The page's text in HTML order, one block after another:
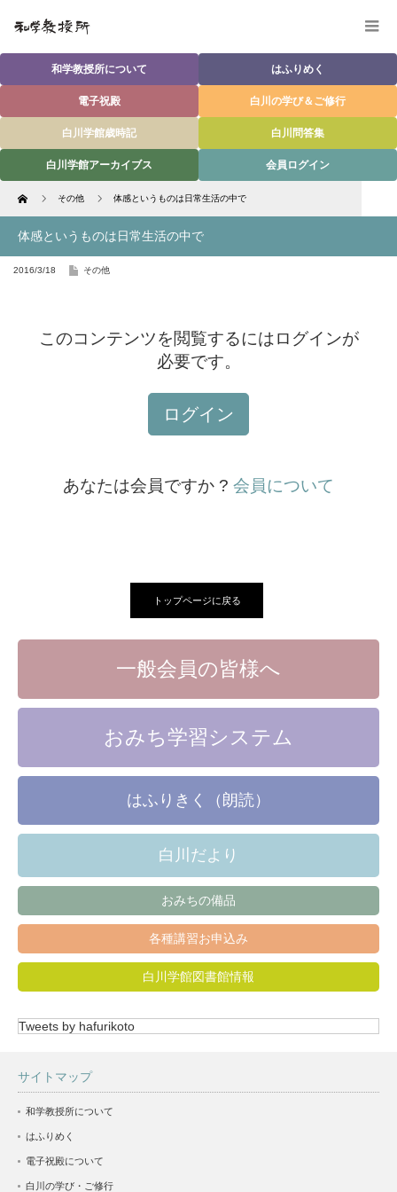
和学教授所について はふりめく
電子祝殿 白川の学び＆ご修行
白川学館歳時記 白川問答集
白川学館アーカイブス 会員ログイン
Home その他 体感というものは日常生活の中で
体感というものは日常生活の中で
2016/3/18 その他
このコンテンツを閲覧するにはログインが
必要です。
ログイン
あなたは会員ですか ? 会員について
トップページに戻る
一般会員の皆様へ
おみち学習システム
はふりきく（朗読）
白川だより
おみちの備品
各種講習お申込み
白川学館図書館情報
Tweets by hafurikoto
サイトマップ
和学教授所について
はふりめく
電子祝殿について
白川の学び・ご修行